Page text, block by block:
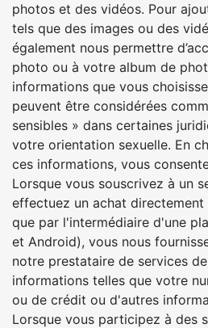
photos et des vidéos. Pour
tels que des images ou des
également nous permettre
photo ou à votre album de
informations que vous
peuvent être considérées
sensibles » dans certaines
votre orientation sexuelle. En
ces informations, vous
Lorsque vous souscrivez à un
effectuez un achat
que par l'intermédiaire d'une
et Android), vous nous
notre prestataire de services
informations telles que votre
ou de crédit ou d'autres
Lorsque vous participez à des